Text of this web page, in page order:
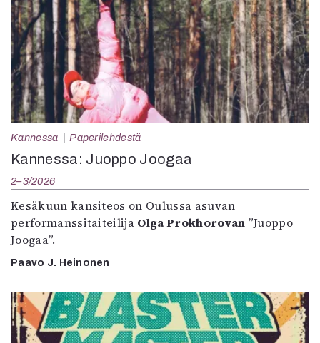
Kannessa Paperilehdestä
Kannessa: Juoppo Joogaa
2–3/2026
Kesäkuun kansiteos on Oulussa asuvan
performanssitaiteilija Olga Prokhorovan ”Juoppo
Joogaa”.
Paavo J. Heinonen